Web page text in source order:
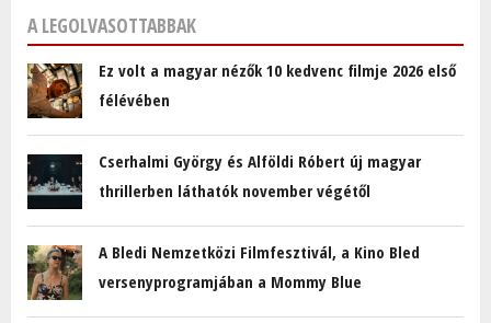
A LEGOLVASOTTABBAK
Ez volt a magyar nézők 10 kedvenc filmje 2026 első
félévében
Cserhalmi György és Alföldi Róbert új magyar
thrillerben láthatók november végétől
A Bledi Nemzetközi Filmfesztivál, a Kino Bled
versenyprogramjában a Mommy Blue